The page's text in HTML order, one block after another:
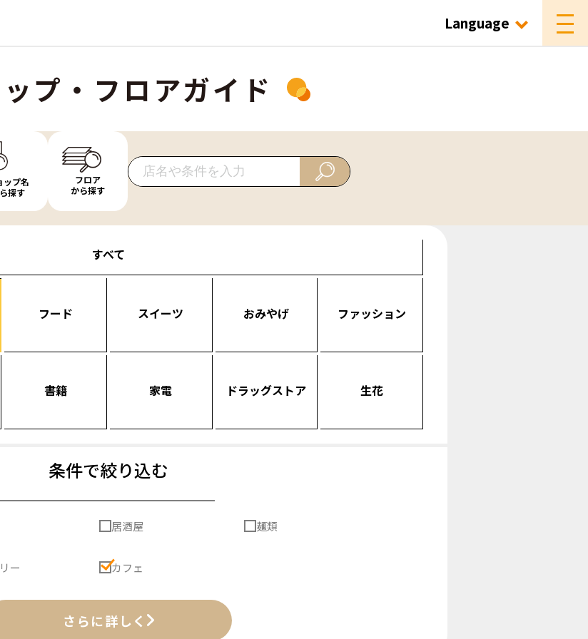
Language
プ・フロアガイド
ップ名
探す
フロア
から探す
すべて
フード スイーツ おみやげ ファッション
書籍 家電 ドラッグストア 生花
条件で絞り込む
居酒屋 麺類
ー カフェ
さらに詳しく